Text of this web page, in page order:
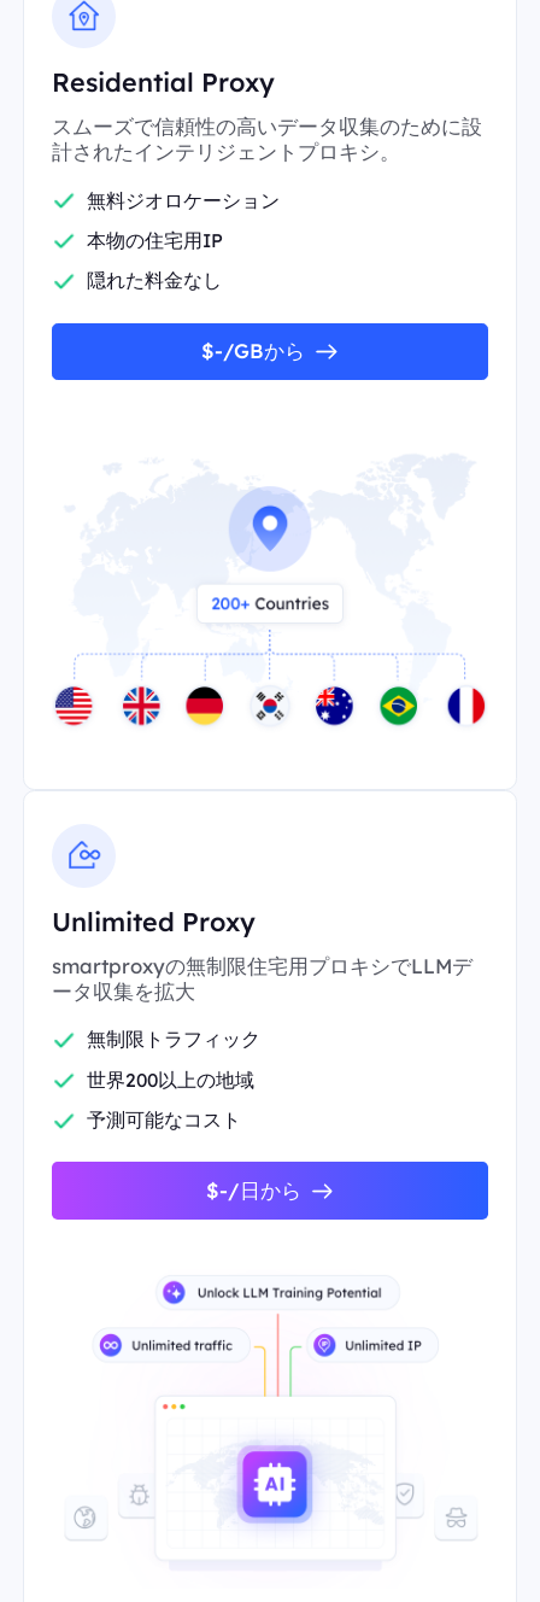
Residential Proxy
スムーズで信頼性の高いデータ収集のために設
計されたインテリジェントプロキシ。
無料ジオロケーション
本物の住宅用IP
隠れた料金なし
$-/GBから
Unlimited Proxy
smartproxyの無制限住宅用プロキシでLLMデ
ータ収集を拡大
無制限トラフィック
世界200以上の地域
予測可能なコスト
$-/日から